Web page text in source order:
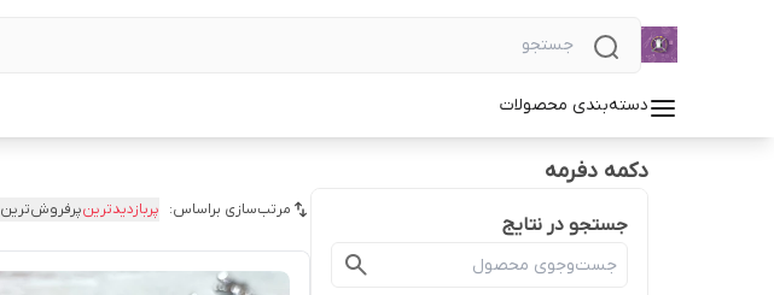
دسته‌بندی محصولات
دکمه دفرمه
جستجو در نتایج
مرتب‌سازی براساس: پربازدیدترینپرفروش‌ترین